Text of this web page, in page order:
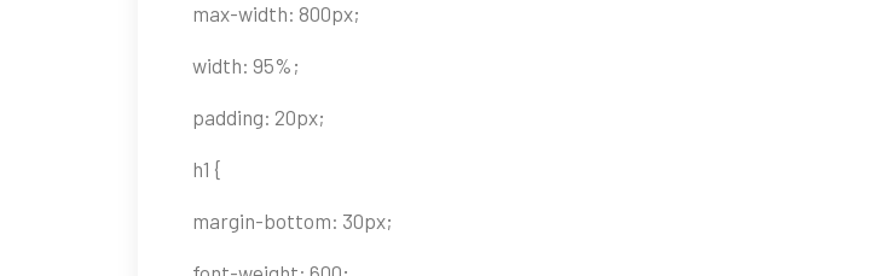
max-width: 800px;
width: 95%;
padding: 20px;
h1 {
margin-bottom: 30px;